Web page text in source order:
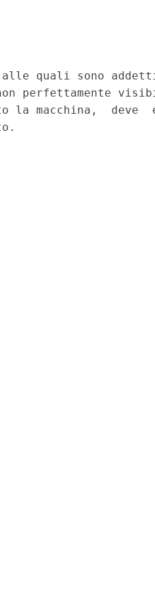
quali sono
perfettamente
la macchina,  deve